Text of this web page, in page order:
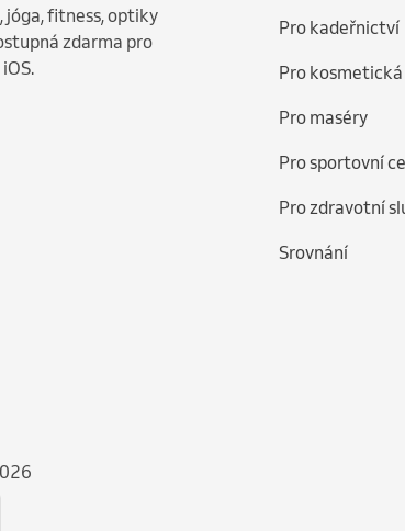
jóga, fitness, optiky
zdarma pro
Pro kadeřnictví
Pro
Pro maséry
Pro sportovní
Pro zdravotní
Srovnání